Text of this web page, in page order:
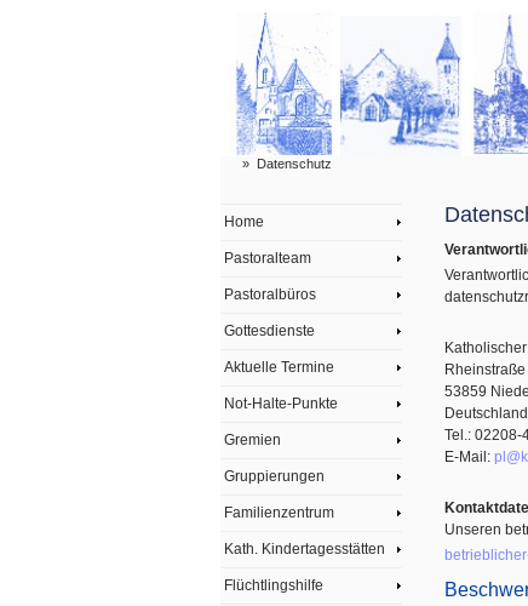
» Datenschutz
Home
Pastoralteam
Pastoralbüros
Gottesdienste
Aktuelle Termine
Not-Halte-Punkte
Gremien
Gruppierungen
Familienzentrum
Kath. Kindertagesstätten
Flüchtlingshilfe
Rheinstraße
53859
Deutschland
Tel.: 02208-
E-Mail:
Unseren